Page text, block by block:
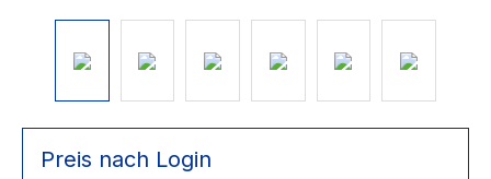
Preis nach Login